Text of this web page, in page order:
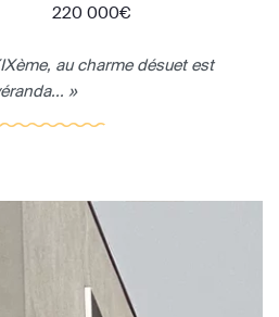
220 000€
au charme désuet est
»